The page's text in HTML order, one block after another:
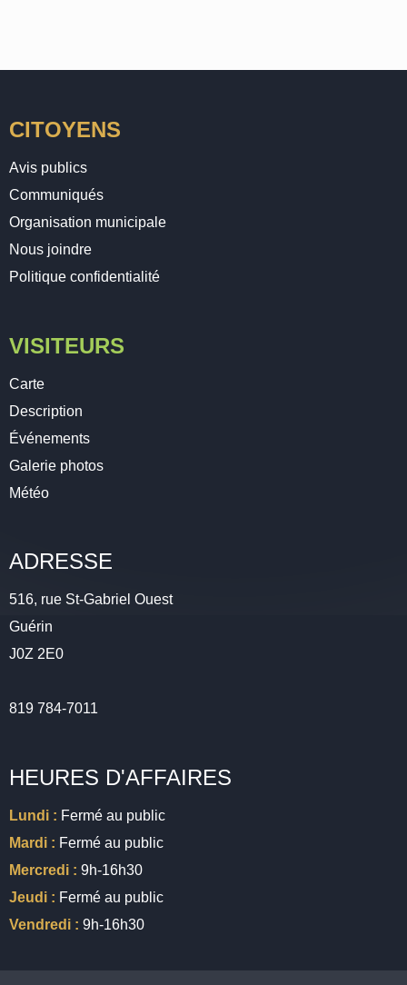
CITOYENS
Avis publics
Communiqués
Organisation municipale
Nous joindre
Politique confidentialité
VISITEURS
Carte
Description
Événements
Galerie photos
Météo
ADRESSE
516, rue St-Gabriel Ouest
Guérin
J0Z 2E0
819 784-7011
HEURES D'AFFAIRES
Lundi : Fermé au public
Mardi : Fermé au public
Mercredi : 9h-16h30
Jeudi : Fermé au public
Vendredi : 9h-16h30